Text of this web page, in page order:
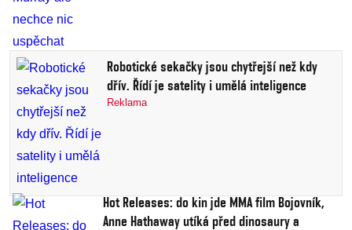
Robotické sekačky jsou chytřejší než kdy
dřív. Řídí je satelity i umělá inteligence
Reklama
Hot Releases: do kin jde MMA film Bojovník,
Anne Hathaway utíká před dinosaury a